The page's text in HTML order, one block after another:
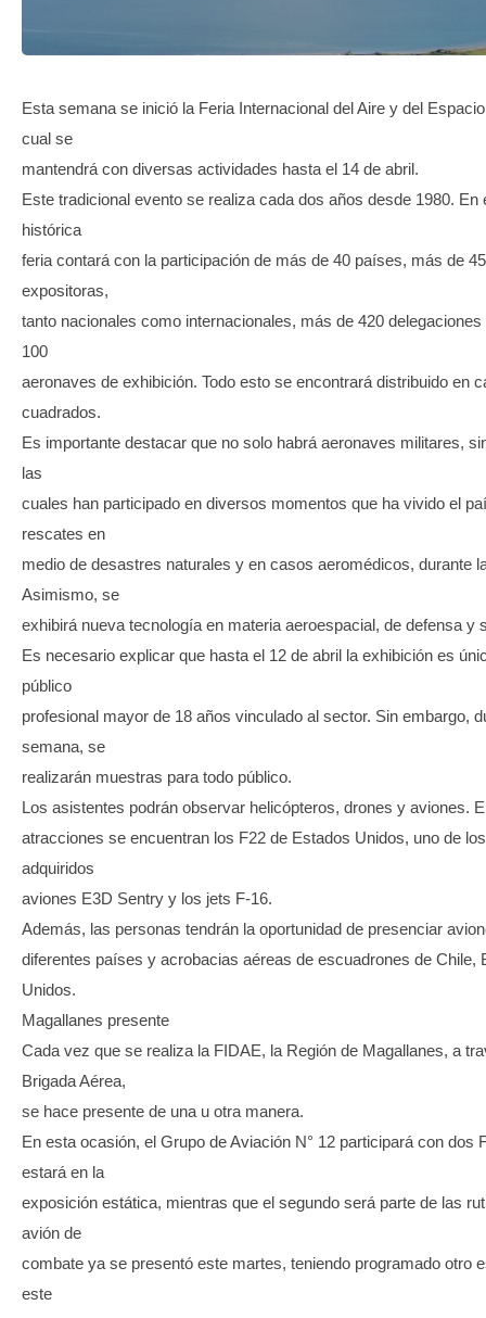
Esta semana se inició la Feria Internacional del Aire y del
cual se
mantendrá con diversas actividades hasta el 14 de abril.
Este tradicional evento se realiza cada dos años desde 1980. En
histórica
feria contará con la participación de más de 40 países, más de
expositoras,
tanto nacionales como internacionales, más de 420
100
aeronaves de exhibición. Todo esto se encontrará distribuido en
cuadrados.
Es importante destacar que no solo habrá aeronaves militares,
las
cuales han participado en diversos momentos que ha vivido el
rescates en
medio de desastres naturales y en casos aeromédicos, durante
Asimismo, se
exhibirá nueva tecnología en materia aeroespacial, de defensa y
Es necesario explicar que hasta el 12 de abril la exhibición es
público
profesional mayor de 18 años vinculado al sector. Sin embargo,
semana, se
realizarán muestras para todo público.
Los asistentes podrán observar helicópteros, drones y aviones.
atracciones se encuentran los F22 de Estados Unidos, uno de
adquiridos
aviones E3D Sentry y los jets F-16.
Además, las personas tendrán la oportunidad de presenciar
diferentes países y acrobacias aéreas de escuadrones de Chile,
Unidos.
Magallanes presente
Cada vez que se realiza la FIDAE, la Región de Magallanes, a
Brigada Aérea,
se hace presente de una u otra manera.
En esta ocasión, el Grupo de Aviación N° 12 participará con dos
estará en la
exposición estática, mientras que el segundo será parte de las
avión de
combate ya se presentó este martes, teniendo programado otro
este